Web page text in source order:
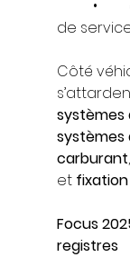
de service
Côté
systèmes
systèmes
carburant,
et
Focus
registres